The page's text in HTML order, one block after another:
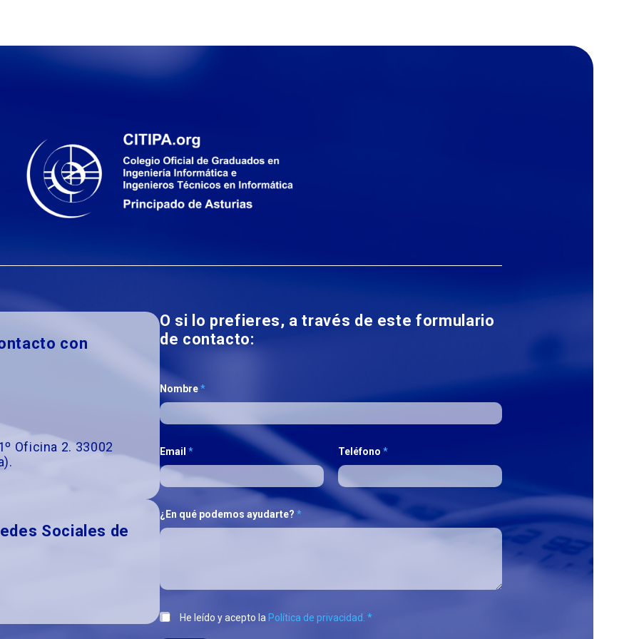
con
Oficina 2. 33002
Sociales de
O si lo prefieres, a través de este formulario
de contacto:
Nombre*
Email * Teléfono *
¿En qué podemos ayudarte? *
He leído y acepto la Política de privacidad. *